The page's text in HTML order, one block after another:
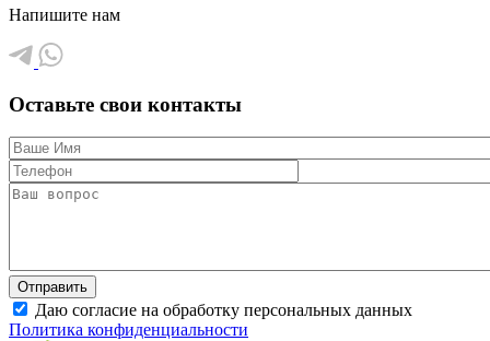
Напишите нам
Оставьте свои контакты
Даю согласие на обработку персональных данных
Политика конфиденциальности